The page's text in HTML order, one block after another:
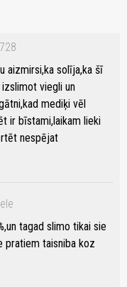
aizmirsi,ka solīja,ka šī
viegli un
mediķi vēl
ir bīstami,laikam lieki
nespējat
tagad slimo tikai sie
pratiem taisniba koz